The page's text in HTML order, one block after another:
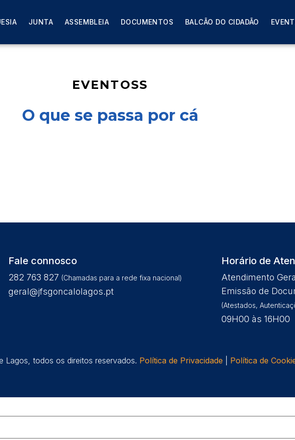
JUNTA ASSEMBLEIA DOCUMENTOS BALCÃO DO CIDADÃO
EVENTOSS
O que se passa por cá
Fale connosco
282 763 827 (Chamadas para a rede fixa nacional)
geral@jfsgoncalolagos.pt
Horário de
Atendimento
Emissão de
(Atestados,
09H00 às 16H00
Lagos, todos os direitos reservados. Política de Privacidade Política de